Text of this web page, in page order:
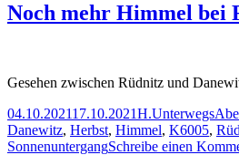
Noch mehr Himmel bei
Gesehen zwischen Rüdnitz und
Veröffentlicht
am
04.10.202117.10.2021Autor
H.Kategorien
Unterwegs
Danewitz, Herbst, Himmel, K6005,
SonnenuntergangSchreibe einen